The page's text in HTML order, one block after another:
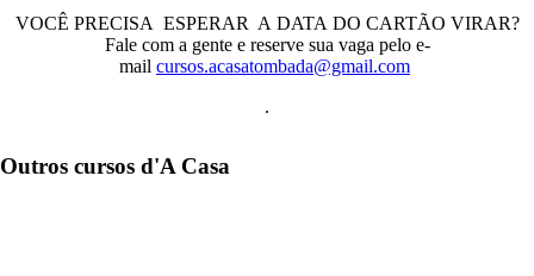
VOCÊ PRECISA ESPERAR A DATA DO CARTÃO VIRAR?
Fale com a gente e reserve sua vaga pelo e-
mail cursos.acasatombada@gmail.com
.
Outros cursos d'A Casa